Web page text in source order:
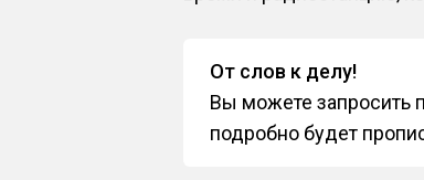
От слов к делу!
Вы можете запросить
подробно будет